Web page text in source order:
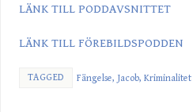
LÄNK TILL PODDAVSNITTET
LÄNK TILL FÖREBILDSPODDEN
TAGGED Fängelse, Jacob, Kriminalitet